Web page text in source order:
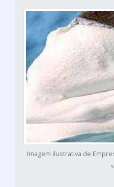
Imagem ilustrativa de